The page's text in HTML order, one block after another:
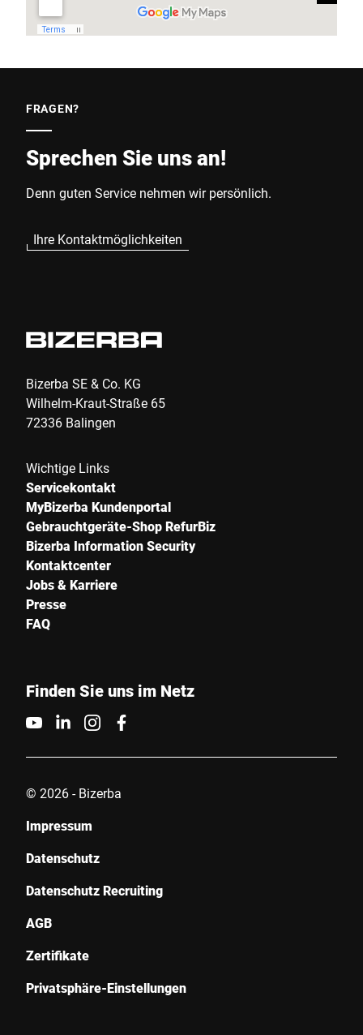
FRAGEN?
Sprechen Sie uns an!
Denn guten Service nehmen wir persönlich.
Ihre Kontaktmöglichkeiten
Bizerba SE & Co. KG
Wilhelm-Kraut-Straße 65
72336 Balingen
Wichtige Links
Servicekontakt
MyBizerba Kundenportal
Gebrauchtgeräte-Shop RefurBiz
Bizerba Information Security
Kontaktcenter
Jobs & Karriere
Presse
FAQ
Finden Sie uns im Netz
© 2026 - Bizerba
Impressum
Datenschutz
Datenschutz Recruiting
AGB
Zertifikate
Privatsphäre-Einstellungen